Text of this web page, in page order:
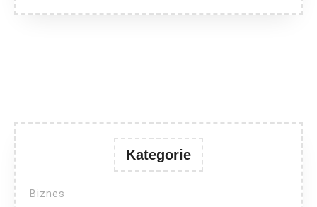
Kategorie
Biznes